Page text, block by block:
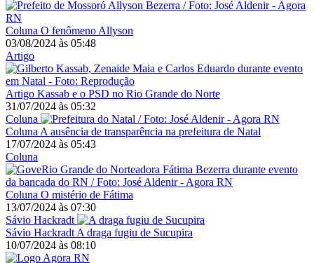
Coluna O fenômeno Allyson
03/08/2024 às 05:48
Artigo
Artigo Kassab e o PSD no Rio Grande do Norte
31/07/2024 às 05:32
Coluna
Coluna A ausência de transparência na prefeitura de Natal
17/07/2024 às 05:43
Coluna
Coluna O mistério de Fátima
13/07/2024 às 07:30
Sávio Hackradt
Sávio Hackradt A draga fugiu de Sucupira
10/07/2024 às 08:10